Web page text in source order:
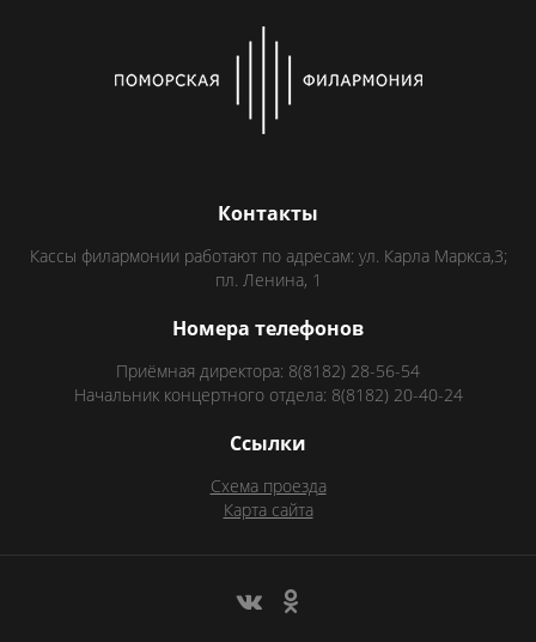
Контакты
Кассы филармонии работают по адресам: ул. Карла Маркса,3;
пл. Ленина, 1
Номера телефонов
Приёмная директора: 8(8182) 28-56-54
Начальник концертного отдела: 8(8182) 20-40-24
Ссылки
Схема проезда
Карта сайта